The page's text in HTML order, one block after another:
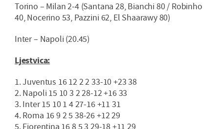
Torino – Milan 2-4 (Santana 28, Bianchi 80 / Robinho
40, Nocerino 53, Pazzini 62, El Shaarawy 80)
Inter – Napoli (20.45)
Ljestvica:
1. Juventus 16 12 2 2 33-10 +23 38
2. Napoli 15 10 3 2 28-12 +16 33
3. Inter 15 10 1 4 27-16 +11 31
4. Roma 16 9 2 5 38-26 +12 29
5. Fiorentina 16 8 5 3 29-18 +11 29